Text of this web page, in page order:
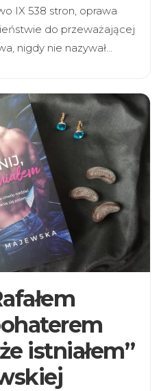
IX 538 stron, oprawa
do przeważającej
nigdy nie nazywał…
istniałem”